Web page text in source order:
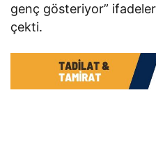
genç gösteriyor”
çekti.